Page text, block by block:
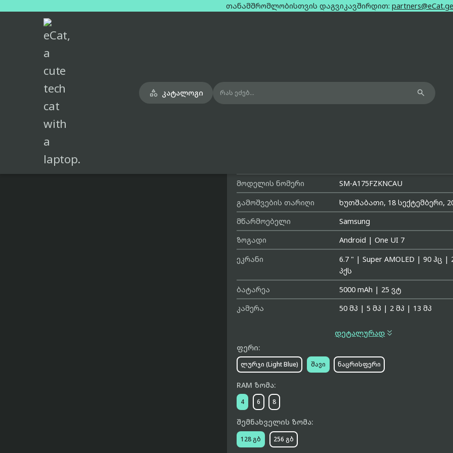
თანამშრომლობისთვის დაგვიკავშირდით: partners@eCat.ge
 კატალოგი 
მთავარი
 
მოდელის ნომერი
SM-A175FZKNCAU
გამოშვების თარიღი
ხუთშაბათი, 18 სექტემბერი,
მწარმოებელი
Samsung
ზოგადი
Android | One UI 7
ეკრანი
6.7 " | Super AMOLED | 90 ჰც |
პქს
ბატარეა
5000 mAh | 25 ვტ
კამერა
50 მპ | 5 მპ | 2 მპ | 13 მპ
დეტალურად 
ფერი:
ლურჯი (Light Blue) შავი ნაცრისფერი
RAM ზომა:
4 6 8
შემნახველის ზომა:
128 გბ 256 გბ